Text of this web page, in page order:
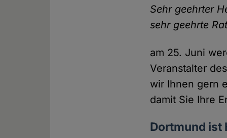
Sehr geehrter
sehr geehrte
am 25. Juni
Veranstalter
wir Ihnen gern
damit Sie Ihre
Dortmund ist